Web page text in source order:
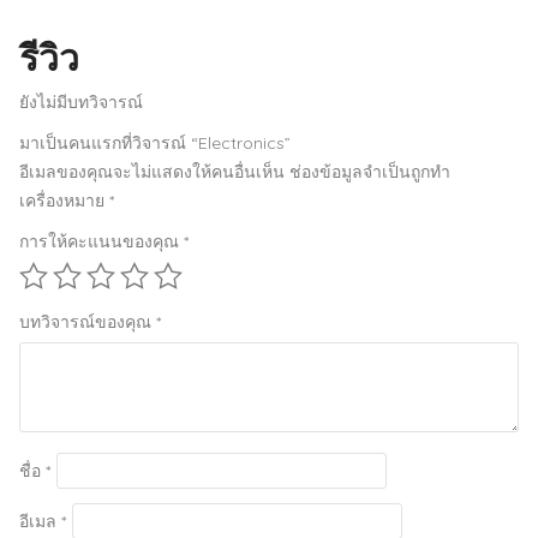
รีวิว
ยังไม่มีบทวิจารณ์
มาเป็นคนแรกที่วิจารณ์ “Electronics”
อีเมลของคุณจะไม่แสดงให้คนอื่นเห็น ช่องข้อมูลจำเป็นถูกทำ
เครื่องหมาย *
การให้คะแนนของคุณ *
บทวิจารณ์ของคุณ *
ชื่อ *
อีเมล *